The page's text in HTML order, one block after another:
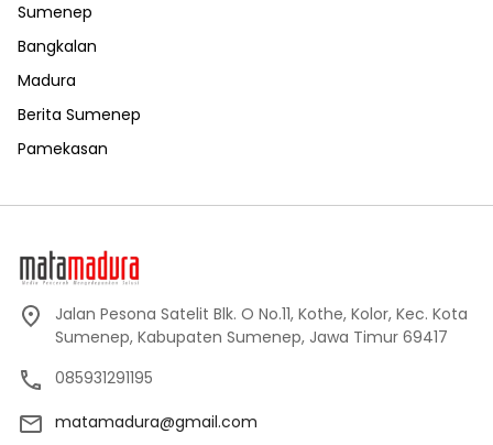
Sumenep
Bangkalan
Madura
Berita Sumenep
Pamekasan
Jalan Pesona Satelit Blk. O No.11, Kothe, Kolor, Kec. Kota
Sumenep, Kabupaten Sumenep, Jawa Timur 69417
085931291195
matamadura@gmail.com